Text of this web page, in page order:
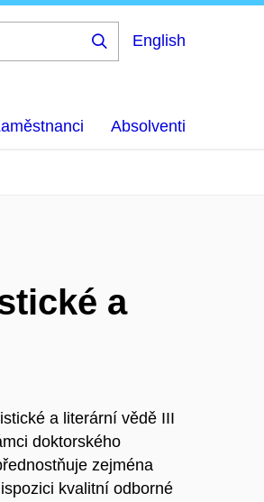
English
Absolventi
a
a literární vědě III
doktorského
zejména
kvalitní odborné